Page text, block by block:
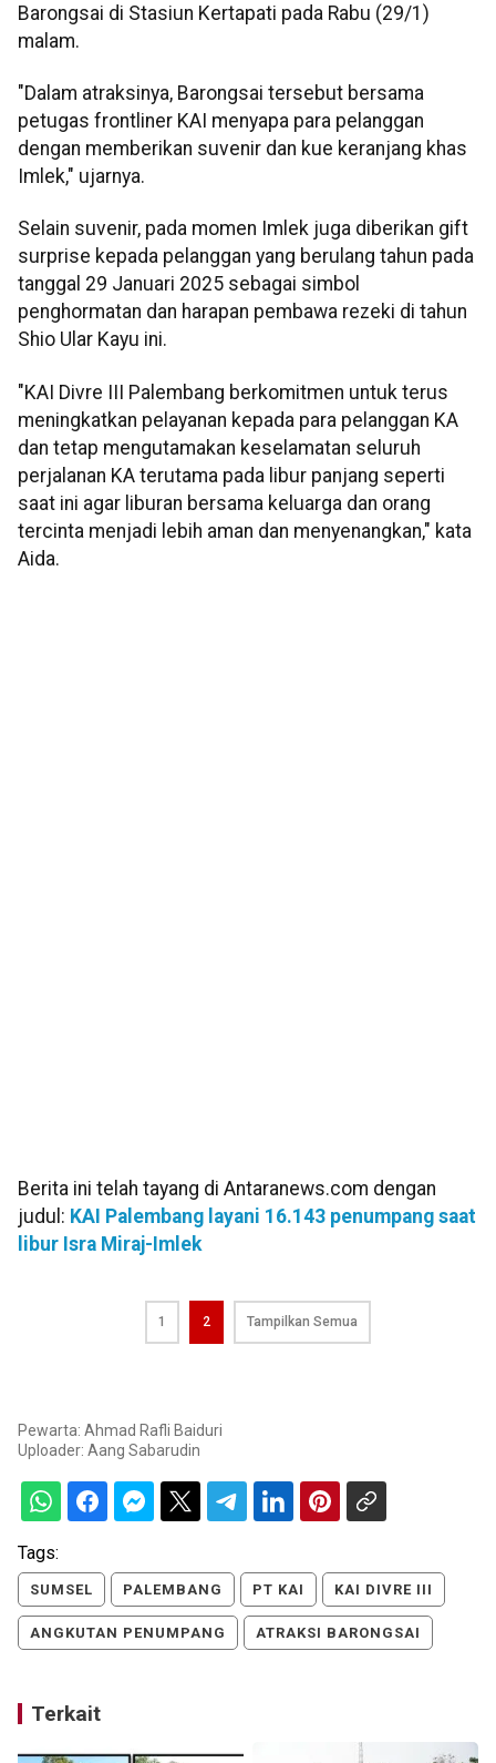
Barongsai di Stasiun Kertapati pada Rabu (29/1)
malam.
"Dalam atraksinya, Barongsai tersebut bersama
petugas frontliner KAI menyapa para pelanggan
dengan memberikan suvenir dan kue keranjang khas
Imlek," ujarnya.
Selain suvenir, pada momen Imlek juga diberikan gift
surprise kepada pelanggan yang berulang tahun pada
tanggal 29 Januari 2025 sebagai simbol
penghormatan dan harapan pembawa rezeki di tahun
Shio Ular Kayu ini.
"KAI Divre III Palembang berkomitmen untuk terus
meningkatkan pelayanan kepada para pelanggan KA
dan tetap mengutamakan keselamatan seluruh
perjalanan KA terutama pada libur panjang seperti
saat ini agar liburan bersama keluarga dan orang
tercinta menjadi lebih aman dan menyenangkan," kata
Aida.
Berita ini telah tayang di Antaranews.com dengan
judul: KAI Palembang layani 16.143 penumpang saat
libur Isra Miraj-Imlek
1 2 Tampilkan Semua
Pewarta: Ahmad Rafli Baiduri
Uploader: Aang Sabarudin
Tags:
SUMSEL PALEMBANG PT KAI KAI DIVRE III
ANGKUTAN PENUMPANG ATRAKSI BARONGSAI
Terkait